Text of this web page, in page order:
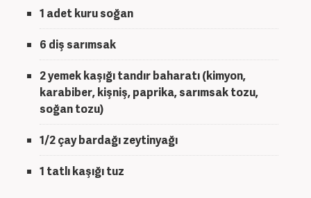
1 adetkuru soğan
6 diş sarımsak
2 yemek kaşığıtandır baharatı(kimyon,
karabiber, kişniş, paprika, sarımsak tozu,
soğan tozu)
1/2 çay bardağızeytinyağı
1 tatlı kaşığıtuz